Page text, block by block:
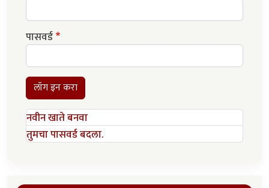
पासवर्ड
लॉग इन करा
नवीन खाते बनवा
तुमचा पासवर्ड बदला.